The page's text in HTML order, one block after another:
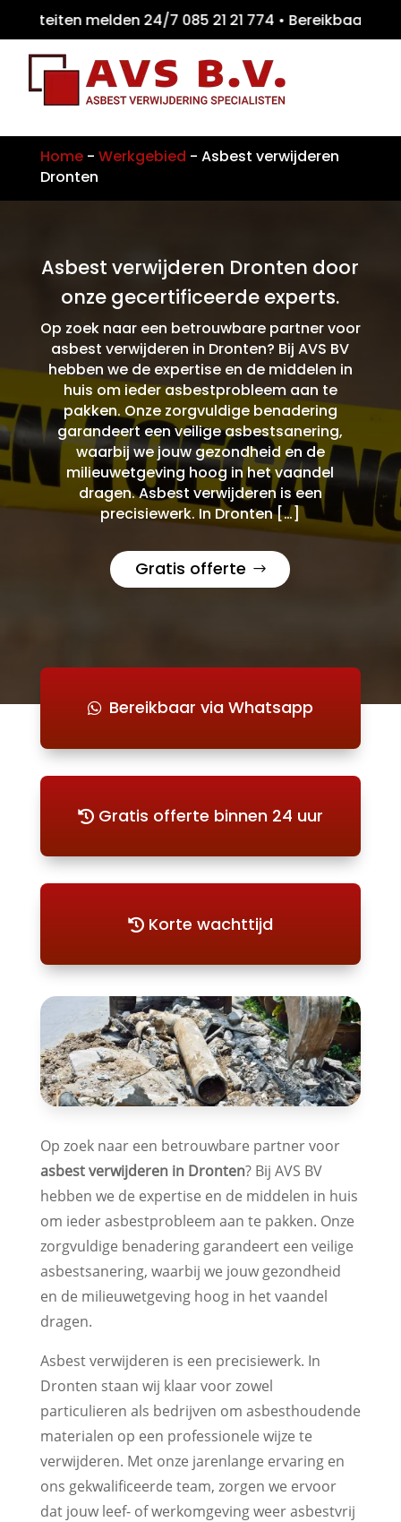
melden 24/7 085 21 21 774 •
Home- Werkgebied - Asbest verwijderen
Dronten
Asbest verwijderen Dronten door
onze gecertificeerde experts.
Op zoek naar een betrouwbare partner voor
asbest verwijderen in Dronten? Bij AVS BV
hebben we de expertise en de middelen in
huis om ieder asbestprobleem aan te
pakken. Onze zorgvuldige benadering
garandeert een veilige asbestsanering,
waarbij we jouw gezondheid en de
milieuwetgeving hoog in het vaandel
dragen. Asbest verwijderen is een
precisiewerk. In Dronten […]
Gratis offerte
Bereikbaar via Whatsapp
Gratis offerte binnen 24 uur
Korte wachttijd
Op zoek naar een betrouwbare partner voor
asbest verwijderen in Dronten? Bij AVS BV
hebben we de expertise en de middelen in huis
om ieder asbestprobleem aan te pakken. Onze
zorgvuldige benadering garandeert een veilige
asbestsanering, waarbij we jouw gezondheid
en de milieuwetgeving hoog in het vaandel
dragen.
Asbest verwijderen is een precisiewerk. In
Dronten staan wij klaar voor zowel
particulieren als bedrijven om asbesthoudende
materialen op een professionele wijze te
verwijderen. Met onze jarenlange ervaring en
ons gekwalificeerde team, zorgen we ervoor
dat jouw leef- of werkomgeving weer asbestvrij